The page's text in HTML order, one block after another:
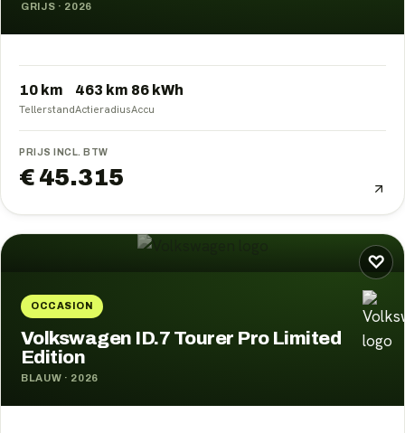
GRIJS · 2026
10 km
Tellerstand
463 km
Actieradius
86 kWh
Accu
PRIJS INCL. BTW
€ 45.315
♡
OCCASION
Volkswagen ID.7 Tourer Pro Limited
Edition
BLAUW · 2026